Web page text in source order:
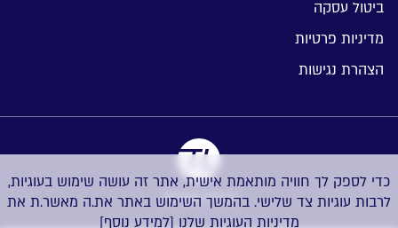
כדי לספק לך חוויה מותאמת אישית, אתר זה עושה שימוש בעוגיות,
לרבות עוגיות צד שלישי. בהמשך השימוש באתר את.ה מאשר.ת את
מדיניות העוגיות שלנו [למידע נוסף]
ביטול עסקה
מדיניות פרטיות
הצהרת נגישות
בניית אתרים